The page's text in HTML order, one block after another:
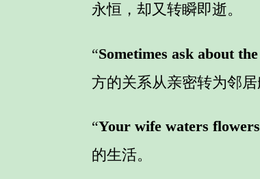
永恒，却又转瞬即逝。
“Sometimes ask about
方的关系从亲密转为邻
“Your wife waters
的生活。